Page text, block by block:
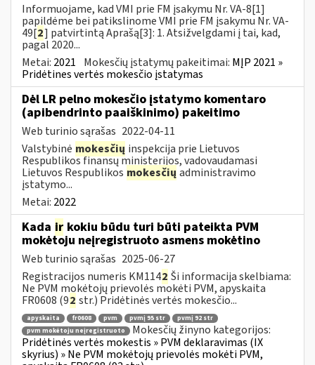
Informuojame, kad VMI prie FM įsakymu Nr. VA-8[1]
papildėme bei patikslinome VMI prie FM įsakymu Nr. VA-
49[2] patvirtintą Aprašą[3]: 1. Atsižvelgdami į tai, kad,
pagal 2020...
Metai: 2021 Mokesčių įstatymų pakeitimai: MĮP 2021 »
Pridėtines vertės mokesčio įstatymas
Dėl LR pelno mokesčio įstatymo komentaro
(apibendrinto paaiškinimo) pakeitimo
Web turinio sąrašas 2022-04-11
Valstybinė mokesčių inspekcija prie Lietuvos
Respublikos finansų ministerijos, vadovaudamasi
Lietuvos Respublikos mokesčių administravimo
įstatymo...
Metai: 2022
Kada ir kokiu būdu turi būti pateikta PVM
mokėtoju neįregistruoto asmens mokėtino
Web turinio sąrašas 2025-06-27
Registracijos numeris KM1142 Ši informacija skelbiama:
Ne PVM mokėtojų prievolės mokėti PVM, apyskaita
FR0608 (92 str.) Pridėtinės vertės mokesčio...
apyskaita fr0608 pvm pvmį 95 str
pvmį 92 str
pvm mokėtoju neįregistruoto
Mokesčių žinyno kategorijos:
Pridėtinės vertės mokestis » PVM deklaravimas (IX
skyrius) » Ne PVM mokėtojų prievolės mokėti PVM,